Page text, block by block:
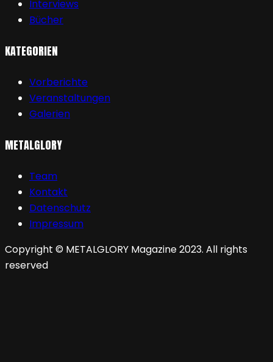
Interviews
Bücher
KATEGORIEN
Vorberichte
Veranstaltungen
Galerien
METALGLORY
Team
Kontakt
Datenschutz
Impressum
Copyright © METALGLORY Magazine 2023. All rights
reserved